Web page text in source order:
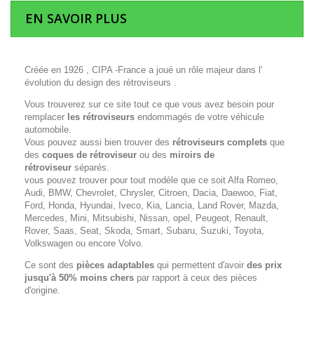
EN SAVOIR PLUS
Créée en 1926 , CIPA -France a joué un rôle majeur dans l'
évolution du design des rétroviseurs .
Vous trouverez sur ce site tout ce que vous avez besoin pour
remplacer les rétroviseurs endommagés de votre véhicule
automobile.
Vous pouvez aussi bien trouver des rétroviseurs complets que
des coques de rétroviseur ou des miroirs de
rétroviseur séparés.
vous pouvez trouver pour tout modèle que ce soit Alfa Romeo,
Audi, BMW, Chevrolet, Chrysler, Citroen, Dacia, Daewoo, Fiat,
Ford, Honda, Hyundai, Iveco, Kia, Lancia, Land Rover, Mazda,
Mercedes, Mini, Mitsubishi, Nissan, opel, Peugeot, Renault,
Rover, Saas, Seat, Skoda, Smart, Subaru, Suzuki, Toyota,
Volkswagen ou encore Volvo.
Ce sont des pièces adaptables qui permettent d'avoir des prix
jusqu'à 50% moins chers par rapport à ceux des pièces
d'origine.